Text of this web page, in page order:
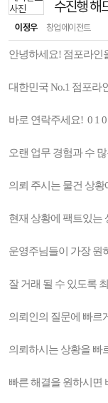
수진행 해
이정우 창업에이전트
안녕하세요! 점포라인
대한민국 No.1 점포라
바로 연락주세요! 0 1 0
오랜 업무 경험과 수
의뢰 주시는 물건 상
현재 상황에 팩트있는
운영주님들이 가장 원
잘 거래 될 수 있도록
의뢰인의 질문에 빠르
의뢰하시는 상황을 빠
빠른 해결을 원하시면